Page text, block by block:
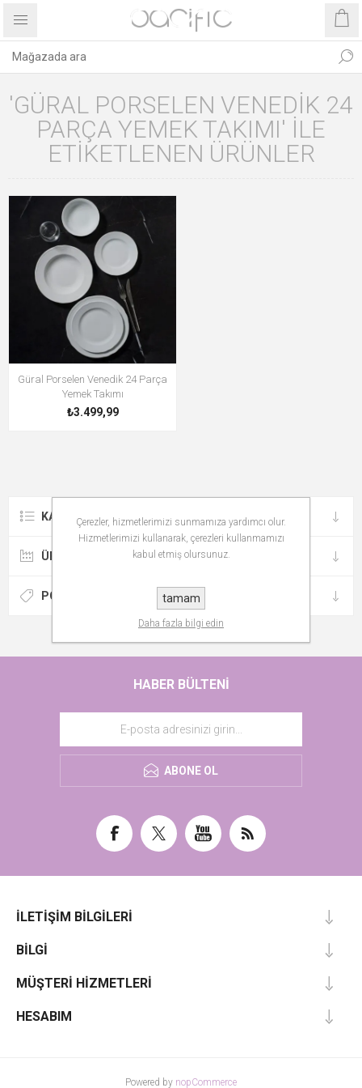
'GÜRAL PORSELEN VENEDIK 24
PARÇA YEMEK TAKIMI' ILE
ETIKETLENEN ÜRÜNLER
Güral Porselen Venedik 24 Parça
Yemek Takımı
₺3.499,99
KATEGORILER
ÜRETICILER
POPÜLER ETIKETLER
HABER BÜLTENI
ABONE OL
İLETIŞIM BILGILERI
BILGI
MÜŞTERI HIZMETLERI
HESABIM
Powered by nopCommerce
Çerezler, hizmetlerimizi sunmamıza yardımcı olur.
Hizmetlerimizi kullanarak, çerezleri kullanmamızı
kabul etmiş olursunuz.
tamam
Daha fazla bilgi edin